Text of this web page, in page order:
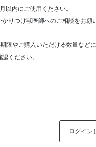
以内にご使用ください。
りつけ獣医師へのご相談をお願
限やご購入いただける数量など
認ください。
ログイン